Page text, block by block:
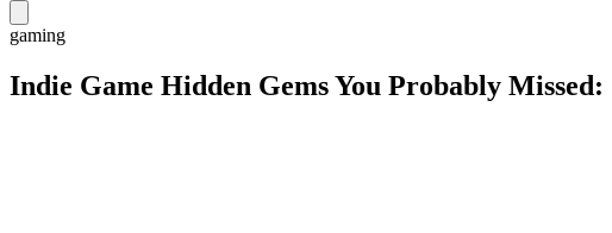
gaming
Indie Game Hidden Gems You Probably